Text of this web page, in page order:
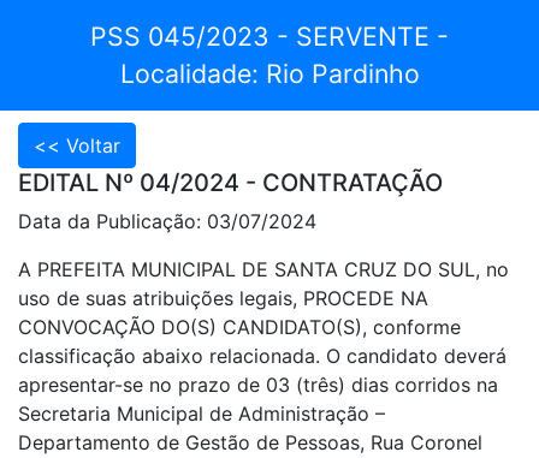
PSS 045/2023 - SERVENTE -
Localidade: Rio Pardinho
EDITAL Nº 04/2024 - CONTRATAÇÃO
Data da Publicação: 03/07/2024
A PREFEITA MUNICIPAL DE SANTA CRUZ DO SUL, no
uso de suas atribuições legais, PROCEDE NA
CONVOCAÇÃO DO(S) CANDIDATO(S), conforme
classificação abaixo relacionada. O candidato deverá
apresentar-se no prazo de 03 (três) dias corridos na
Secretaria Municipal de Administração –
Departamento de Gestão de Pessoas, Rua Coronel